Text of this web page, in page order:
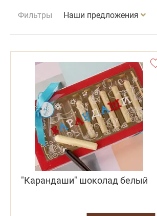
Фильтры Наши предложения
"Карандаши" шоколад белый